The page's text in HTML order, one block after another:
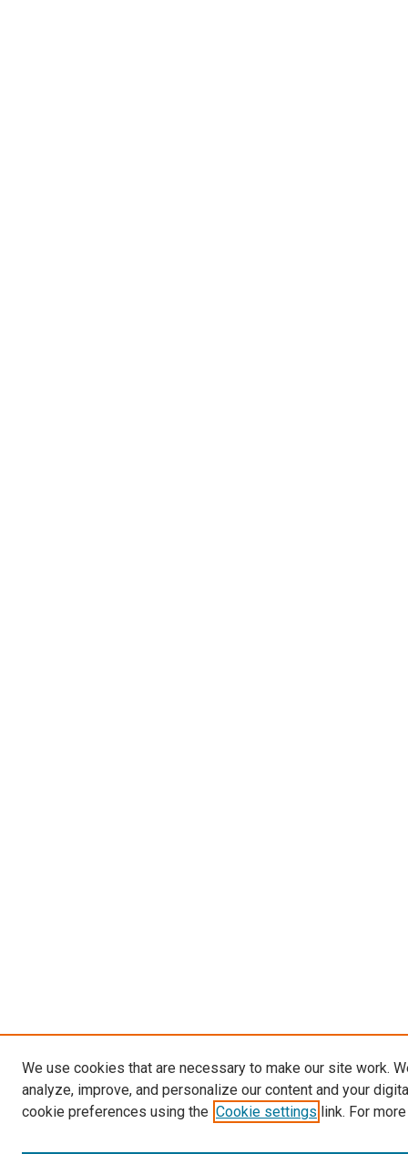
We use cookies that are necessary to make our site work.
analyze, improve, and personalize our content and your
cookie preferences using the Cookie settings link. For